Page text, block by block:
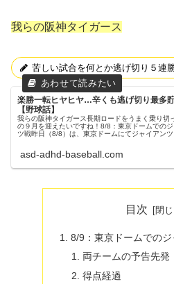
我らの阪神タイガース
苦しい試合を何とか逃げ切り５連
楽勝一転ヒヤヒヤ…辛くも逃げ切り最多
【野球話】
我らの阪神タイガース長期ロードをうまく乗り切
の９月を迎えたいですね！8/8：東京ドームでの
ツ戦昨日（8/8）は、東京ドームにてジャイアンツ
asd-adhd-baseball.com
目次
8/9：東京ドームでの
両チームの予告先発
得点経過